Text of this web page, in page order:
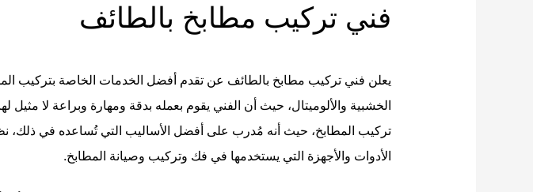
فني تركيب مطابخ بالطائف
يعلن فني تركيب مطابخ بالطائف عن تقدم أفضل الخدمات الخاصة بتركيب
الخشبية والألوميتال، حيث أن الفني يقوم بعمله بدقة ومهارة وبراعة لا
تركيب المطابخ، حيث أنه مُدرب على أفضل الأساليب التي تُساعده في ذلك،
الأدوات والأجهزة التي يستخدمها في فك وتركيب وصيانة المطابخ.